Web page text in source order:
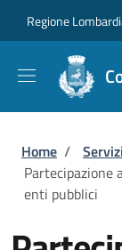
Regione
Briciole
Home / Servizi
Partecipazione
enti pubblici